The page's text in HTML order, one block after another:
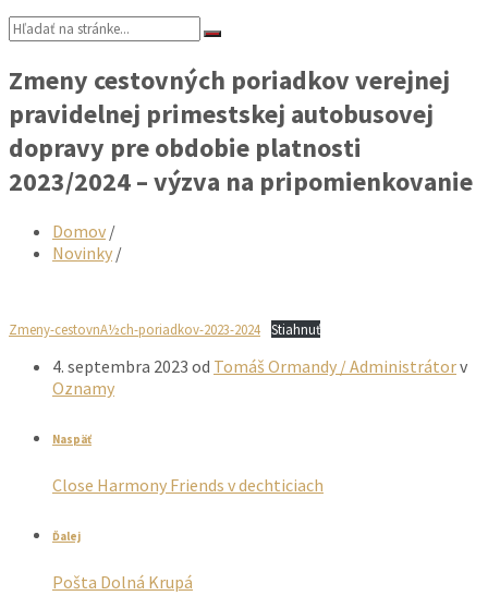
Vyhľadávanie:
Zmeny cestovných poriadkov verejnej
pravidelnej primestskej autobusovej
dopravy pre obdobie platnosti
2023/2024 – výzva na pripomienkovanie
Domov /
Novinky /
Zmeny-cestovnA½ch-poriadkov-2023-2024 Stiahnuť
4. septembra 2023 od Tomáš Ormandy / Administrátorv
Oznamy
Naspäť
Close Harmony Friends v dechticiach
Ďalej
Pošta Dolná Krupá